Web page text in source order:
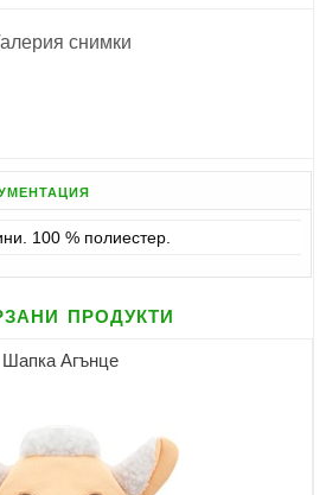
снимки
100 % полиестер.
продукти
Шапка Агънце